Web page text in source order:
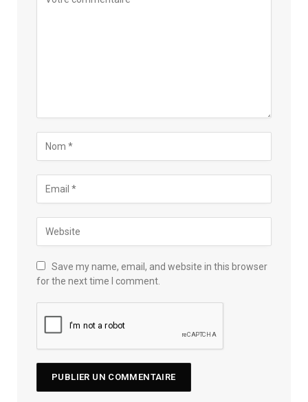
Save my name, email, and website in this browser
for the next time I comment.